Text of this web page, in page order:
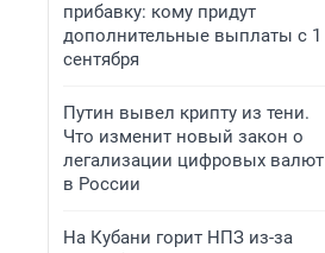
прибавку: кому придут
дополнительные выплаты с 1
сентября
Путин вывел крипту из тени.
Что изменит новый закон о
легализации цифровых валют
в России
На Кубани горит НПЗ из-за